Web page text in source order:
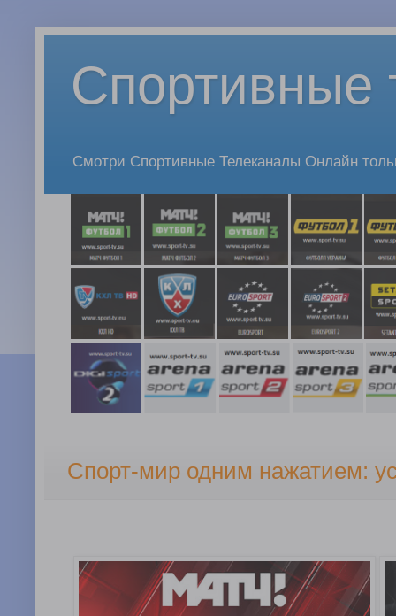
Спортивные
Смотри Спортивные Телеканалы Онлайн
Спорт-мир одним нажатием: